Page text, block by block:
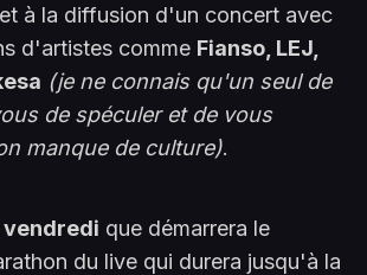
à la diffusion d'un concert avec
d'artistes comme Fianso, LEJ,
(je ne connais qu'un seul de
de spéculer et de vous
manque de culture).
vendredi que démarrera le
du live qui durera jusqu'à la